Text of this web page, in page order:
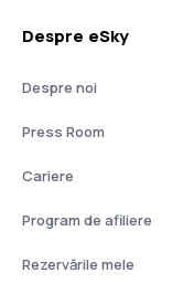
Despre eSky
Despre noi
Press Room
Cariere
Program de afiliere
Rezervările mele